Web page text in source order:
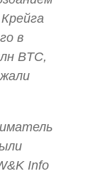
в
BTC,
Info